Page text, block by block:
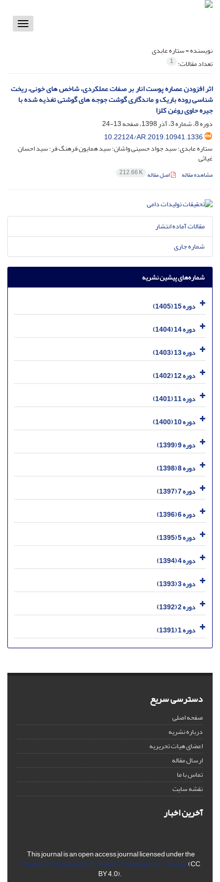
Toggle
نویسنده =ستاره عابدی
تعداد مقالات: 1
اثر افزودن عصاره پوست انار بر صفات عملکردی، شاخص های خونی، ریخت
شناسی روده باریک و ماندگاری گوشت جوجه های‌ گوشتی تغذیه شده با
جیره حاوی روغن کلزا
دوره 8، شماره 3، آذر 1398، صفحه
13-24
10.22124/AR.2019.10941.1336
ستاره عابدی؛ سید جواد حسینی واشان؛ سید همایون فرهنگ فر؛ سید احسان
غیاثی
مشاهده مقاله اصل مقاله 212.66 K
مقالات آماده انتشار
شماره جاری
شماره‌های پیشین نشریه
دوره 15 (1405)
دوره 14 (1404)
دوره 13 (1403)
دوره 12 (1402)
دوره 11 (1401)
دوره 10 (1400)
دوره 9 (1399)
دوره 8 (1398)
دوره 7 (1397)
دوره 6 (1396)
دوره 5 (1395)
دوره 4 (1394)
دوره 3 (1393)
دوره 2 (1392)
دوره 1 (1391)
دسترسی سریع
صفحه اصلی
درباره نشریه
اعضای هیات تحریریه
ارسال مقاله
تماس با ما
نقشه سایت
آخرین اخبار
This journal is an open access journal licensed under the
Creative Commons Attribution 4.0 International License(CC
BY 4.0).